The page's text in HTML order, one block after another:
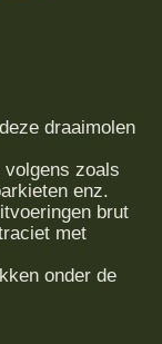
draaimolen
zoals
enz.
brut
met
onder de